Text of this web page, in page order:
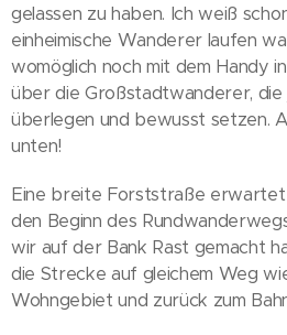
gelassen zu haben. Ich weiß
einheimische Wanderer laufen
womöglich noch mit dem Handy
über die Großstadtwanderer,
überlegen und bewusst setzen.
unten!
Eine breite Forststraße erwartet
den Beginn des
wir auf der Bank Rast gemacht
die Strecke auf gleichem Weg
Wohngebiet und zurück zum